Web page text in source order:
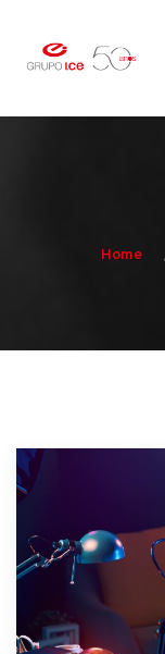
Home